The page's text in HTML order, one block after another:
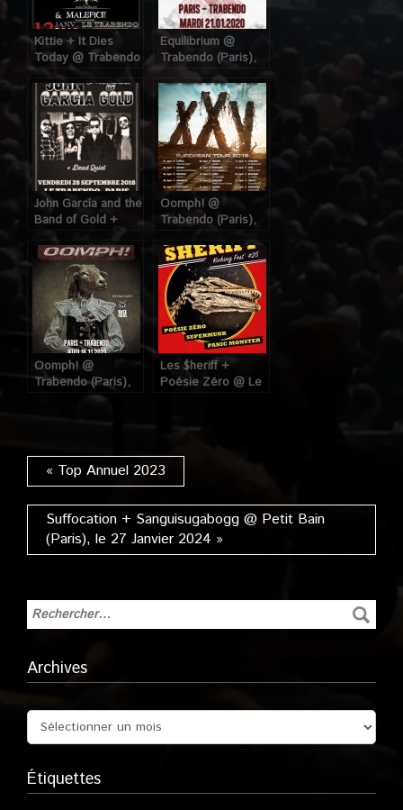
Kittie + It Dies
Today @ Trabendo
(Paris), le 12 Janvier
2010
Equilibrium @
Trabendo (Paris),
le 21 Janvier 2020
John Garcia and the
Band of Gold +
Dead Quiet @
Trabendo (Paris),
le 23 Janvier 2019
Oomph! @
Trabendo (Paris),
le 12 Avril 2016
Oomph! @
Trabendo (Paris),
le 16 Novembre
Les $heriff +
Poésie Zéro @ Le
« Top Annuel 2023
Suffocation + Sanguisugabogg @ Petit Bain
(Paris), le 27 Janvier 2024 »
Archives
Étiquettes